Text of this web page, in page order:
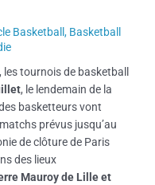
Basketball, Basketball
tournois de basketball
, le lendemain de la
basketteurs vont
prévus jusqu’au
de clôture de Paris
des lieux
Mauroy de Lille et